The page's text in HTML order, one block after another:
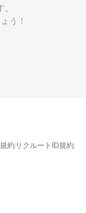
う！
約 リクルートID規約